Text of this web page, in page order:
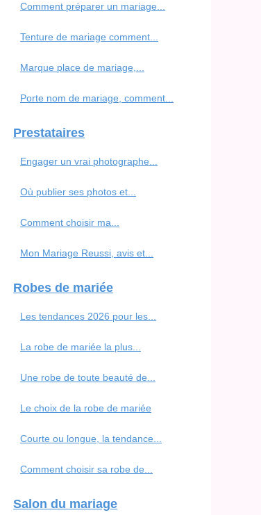
Comment préparer un mariage...
Tenture de mariage comment...
Marque place de mariage,...
Porte nom de mariage, comment...
Prestataires
Engager un vrai photographe...
Où publier ses photos et...
Comment choisir ma...
Mon Mariage Reussi, avis et...
Robes de mariée
Les tendances 2026 pour les...
La robe de mariée la plus...
Une robe de toute beauté de...
Le choix de la robe de mariée
Courte ou longue, la tendance...
Comment choisir sa robe de...
Salon du mariage